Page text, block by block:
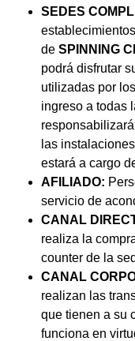
SEDES
de SPINNING
podrá disfrutar
utilizadas por
ingreso a todas
las
estará a cargo
AFILIADO:
servicio de
CANAL
realiza la
counter de la
CANAL
realizan las
que tienen a su
funciona en